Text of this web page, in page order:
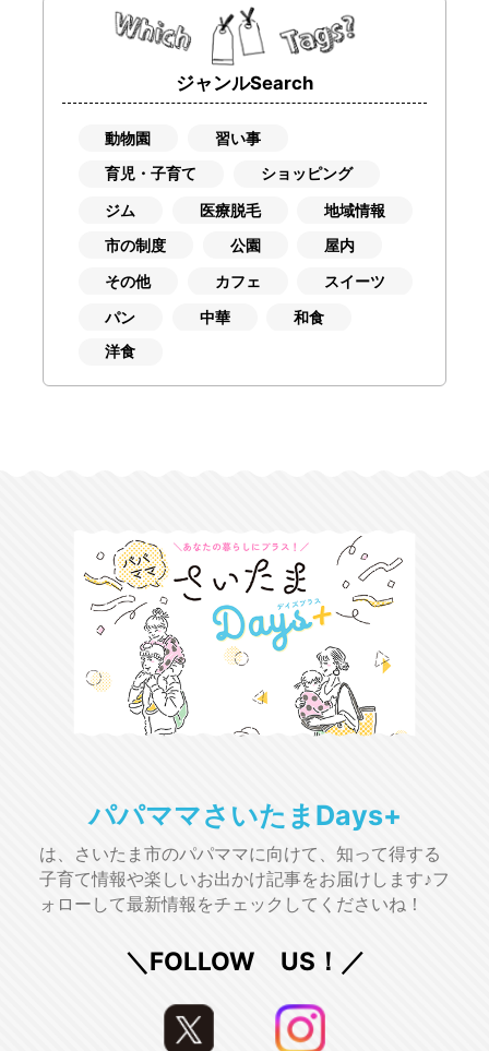
ジャンルSearch
動物園 習い事
育児・子育て ショッピング
ジム 医療脱毛 地域情報
市の制度 公園 屋内
その他 カフェ スイーツ
パン 中華 和食
洋食
パパママさいたまDays+
は、さいたま市のパパママに向けて、知って得する
子育て情報や楽しいお出かけ記事をお届けします♪フ
ォローして最新情報をチェックしてくださいね！
＼FOLLOW US！／